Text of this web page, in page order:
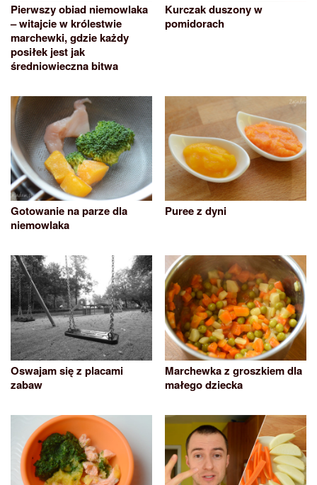
Pierwszy obiad niemowlaka
– witajcie w królestwie
marchewki, gdzie każdy
posiłek jest jak
średniowieczna bitwa
Kurczak duszony w
pomidorach
Gotowanie na parze dla
niemowlaka
Puree z dyni
Oswajam się z placami
zabaw
Marchewka z groszkiem dla
małego dziecka